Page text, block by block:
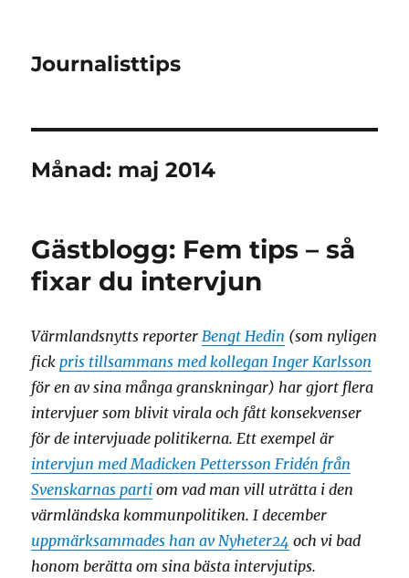
Journalisttips
Månad: maj 2014
Gästblogg: Fem tips – så
fixar du intervjun
Värmlandsnytts reporterBengt Hedin (som nyligen
fickpris tillsammans med kollegan Inger Karlsson
för en av sina många granskningar) har gjort flera
intervjuer som blivit virala och fått konsekvenser
för de intervjuade politikerna. Ett exempel är
intervjun med Madicken Pettersson Fridén från
Svenskarnas parti om vad man vill uträtta i den
värmländska kommunpolitiken. I december
uppmärksammades han av Nyheter24 och vi bad
honom berätta om sina bästa intervjutips.